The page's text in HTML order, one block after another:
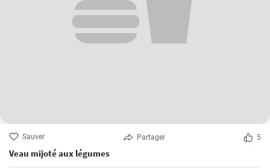
Sauver Partager 5
Veau mijoté aux légumes